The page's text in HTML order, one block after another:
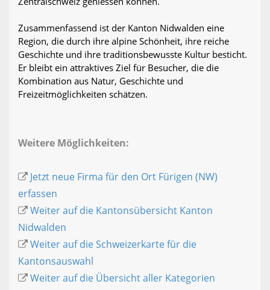
Zusammenfassend ist der Kanton Nidwalden eine
Region, die durch ihre alpine Schönheit, ihre reiche
Geschichte und ihre traditionsbewusste Kultur besticht.
Er bleibt ein attraktives Ziel für Besucher, die die
Kombination aus Natur, Geschichte und
Freizeitmöglichkeiten schätzen.
Weitere Möglichkeiten:
Jetzt neue Firma für den Ort Fürigen (NW)
erfassen
Weiter auf die Kantonsübersicht Kanton
Nidwalden
Weiter auf die Schweizerkarte für die
Kantonsauswahl
Weiter auf die Übersicht aller Kategorien